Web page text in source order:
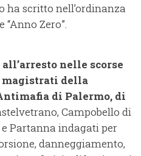
ha scritto nell’ordinanza
Zero”.
nelle scorse
magistrati della
di Palermo, di
Campobello di
Partanna indagati per
danneggiamento,